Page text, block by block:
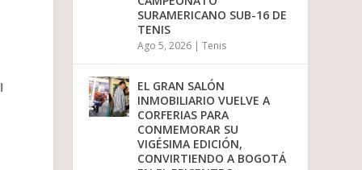
SURAMERICANO SUB-16 DE
TENIS
Ago 5, 2026 |Tenis
EL GRAN SALÓN
INMOBILIARIO VUELVE A
CORFERIAS PARA
CONMEMORAR SU
VIGÉSIMA EDICIÓN,
CONVIRTIENDO A BOGOTÁ